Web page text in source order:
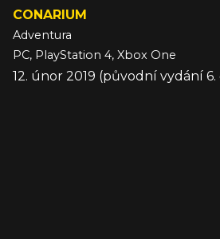
CONARIUM
Adventura
PC, PlayStation 4, Xbox One
12. únor 2019 (původní vydání 6.